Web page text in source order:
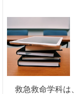
救急救命学科は